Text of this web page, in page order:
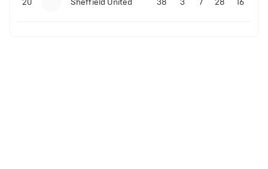
20 Sheffield United 38 3 7 28 16